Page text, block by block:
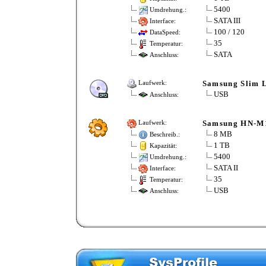
Umdrehung.: 5400
Interface: SATA III
DataSpeed: 100 / 120
Temperatur: 35
Anschluss: SATA
Laufwerk: Samsung Slim
Anschluss: USB
Laufwerk: Samsung HN-
Beschreib.: 8 MB
Kapazität: 1 TB
Umdrehung.: 5400
Interface: SATA II
Temperatur: 35
Anschluss: USB